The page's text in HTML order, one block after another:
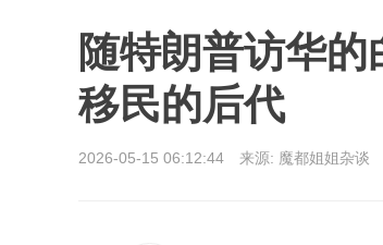
随特朗普访华
移民的后代
2026-05-15 06:12:44 来源: 魔都姐姐杂谈